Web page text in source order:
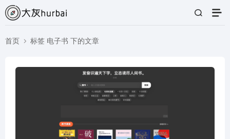
首页 标签 电子书 下的文章